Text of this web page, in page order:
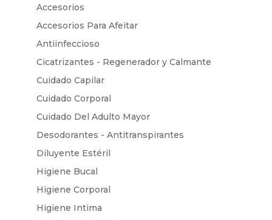
Accesorios
Accesorios Para Afeitar
Antiinfeccioso
Cicatrizantes - Regenerador y Calmante
Cuidado Capilar
Cuidado Corporal
Cuidado Del Adulto Mayor
Desodorantes - Antitranspirantes
Diluyente Estéril
Higiene Bucal
Higiene Corporal
Higiene Intima